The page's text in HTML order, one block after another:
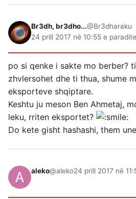
Br3dh, br3dho...@Br3dharaku
24 prill 2017 në 10:55 e
po si qenke i sakte mo berber?
zhvlersohet dhe ti thua, shume
eksporteve shqiptare.
Keshtu ju meson Ben Ahmetaj,
leku, rriten eksportet?
Do kete gisht hashashi, them
aleko@aleko24 prill 2017 në